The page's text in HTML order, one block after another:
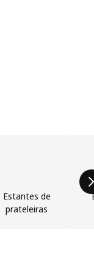
Estantes de
prateleiras